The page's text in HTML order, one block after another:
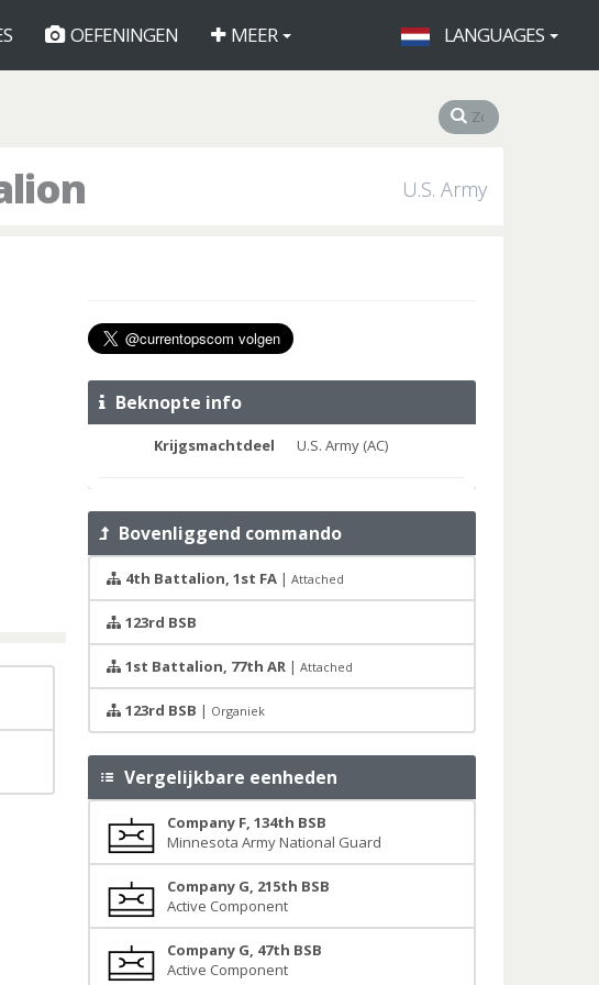
OEFENINGEN MEER LANGUAGES
U.S. Army
Beknopte info
Krijgsmachtdeel U.S. Army (AC)
Bovenliggend commando
4th Battalion, 1st FA| Attached
123rd BSB
1st Battalion, 77th AR| Attached
123rd BSB | Organiek
Vergelijkbare eenheden
Company F, 134th BSB
Minnesota Army National Guard
Company G, 215th BSB
Active Component
Company G, 47th BSB
Active Component